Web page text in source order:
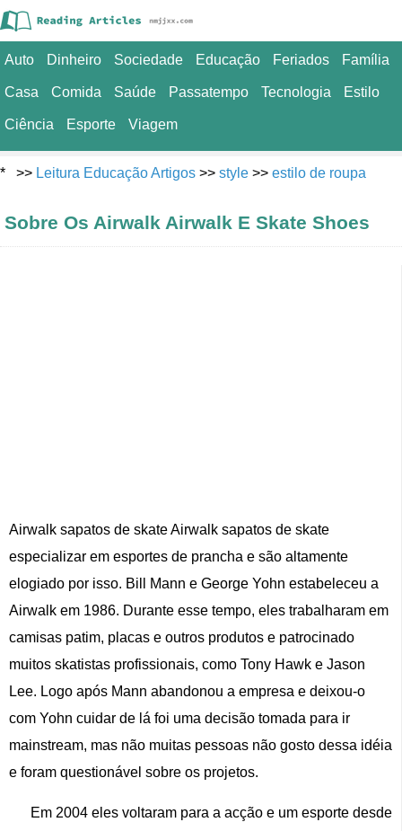
Auto Dinheiro Sociedade Educação Feriados Família
Casa Comida Saúde Passatempo Tecnologia Estilo
Ciência Esporte Viagem
* >> Leitura Educação Artigos >> style >> estilo de roupa
Sobre Os Airwalk Airwalk E Skate Shoes
Airwalk sapatos de skate Airwalk sapatos de skate
especializar em esportes de prancha e são altamente
elogiado por isso. Bill Mann e George Yohn estabeleceu a
Airwalk em 1986. Durante esse tempo, eles trabalharam em
camisas patim, placas e outros produtos e patrocinado
muitos skatistas profissionais, como Tony Hawk e Jason
Lee. Logo após Mann abandonou a empresa e deixou-o
com Yohn cuidar de lá foi uma decisão tomada para ir
mainstream, mas não muitas pessoas não gosto dessa idéia
e foram questionável sobre os projetos.
Em 2004 eles voltaram para a acção e um esporte desde